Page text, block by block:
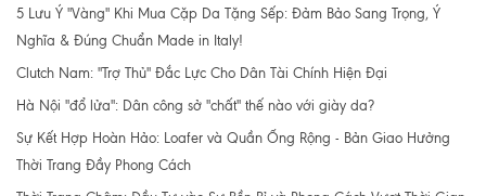
5 Lưu Ý "Vàng" Khi Mua Cặp Da Tặng Sếp: Đảm Bảo Sang Trọng, Ý
Nghĩa & Đúng Chuẩn Made in Italy!
Clutch Nam: "Trợ Thủ" Đắc Lực Cho Dân Tài Chính Hiện Đại
Hà Nội "đổ lửa": Dân công sở "chất" thế nào với giày da?
Sự Kết Hợp Hoàn Hảo: Loafer và Quần Ống Rộng - Bản Giao Hưởng
Thời Trang Đầy Phong Cách